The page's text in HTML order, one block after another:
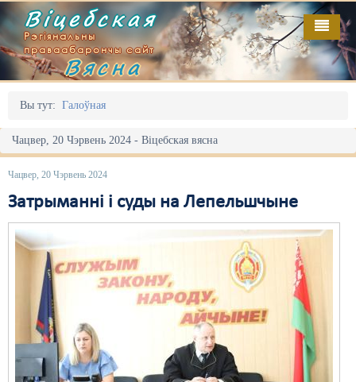
Віцебская
Рэгіянальны
праваабарончы сайт
Вясна
Вы тут: Галоўная
Чацвер, 20 Чэрвень 2024 - Віцебская вясна
Чацвер, 20 Чэрвень 2024
Затрыманні і суды на Лепельшчыне
Галоўная
Адміністрацыйны перасьлед
Акцыі
Выбары
Грамадзянскія ініцыятывы
Дзяржава
Дыскрымінацыя
Затрыманьні
Карная псыхіятрыя
Выданьні
Відэа
Пра нас
RSS